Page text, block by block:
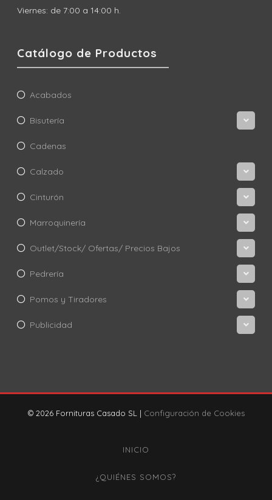
Viernes: de 7:00 a 14:00 h.
Catálogo de Productos
Acabados
Bisutería
Cadenas
Calzado
Cinturón
Marroquinería
Outlet/Stock/ Ofertas/ Precios Bajos
Pedrería
Pomos y Tiradores
Publicidad
© 2026 Fornituras Casado SL | Configuración de Cookies
INICIO
¿QUIÉNES SOMOS?